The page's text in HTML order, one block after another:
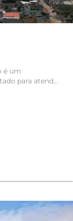
para atender